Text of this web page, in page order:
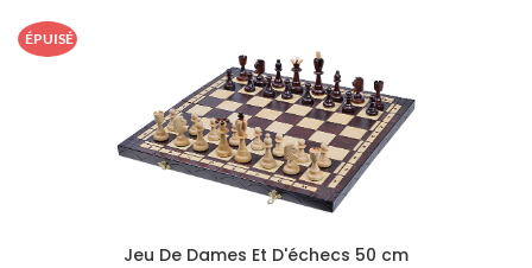
ÉPUISÉ
Jeu De Dames Et D'échecs 50 cm